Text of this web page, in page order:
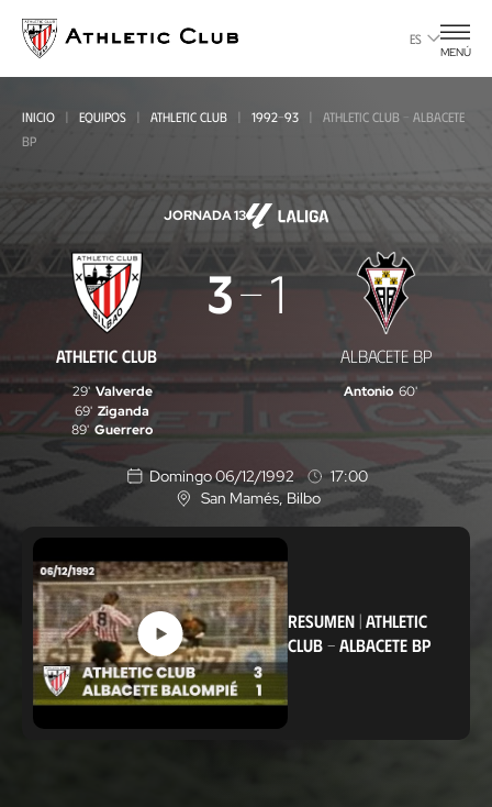
contenido
principal
ES
MENÚ
INICIO EQUIPOS ATHLETIC CLUB 1992-93
ATHLETIC CLUB - ALBACETE
BP
JORNADA 13
Athletic
Albacete
BP
ATHLETIC CLUB
3 1
ALBACETE BP
29' Valverde
69' Ziganda
89' Guerrero
Antonio 60'
Domingo 06/12/1992
17:00
U
b
i
c
a
c
i
ó
n
San Mamés, Bilbo
RESUMEN| ATHLETIC
CLUB- ALBACETE BP